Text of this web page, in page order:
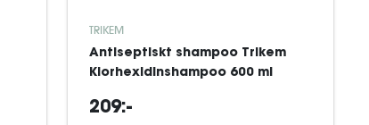
TRIKEM
Antiseptiskt shampoo Trikem
Klorhexidinshampoo 600 ml
209:-